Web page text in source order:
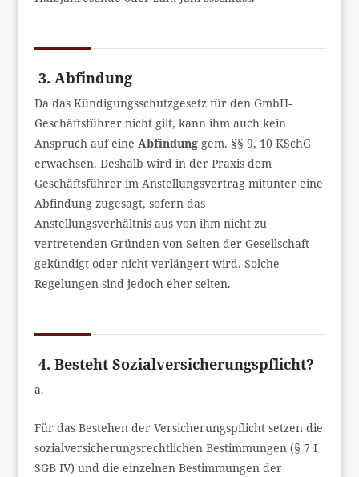
3. Abfindung
Da das Kündigungsschutzgesetz für den GmbH-
Geschäftsführer nicht gilt, kann ihm auch kein
Anspruch auf eine Abfindunggem. §§ 9, 10 KSchG
erwachsen. Deshalb wird in der Praxis dem
Geschäftsführer im Anstellungsvertrag mitunter eine
Abfindung zugesagt, sofern das
Anstellungsverhältnis aus von ihm nicht zu
vertretenden Gründen von Seiten der Gesellschaft
gekündigt oder nicht verlängert wird. Solche
Regelungen sind jedoch eher selten.
4. Besteht Sozialversicherungspflicht?
a.
Für das Bestehen der Versicherungspflicht setzen die
sozialversicherungsrechtlichen Bestimmungen (§ 7 I
SGB IV) und die einzelnen Bestimmungen der